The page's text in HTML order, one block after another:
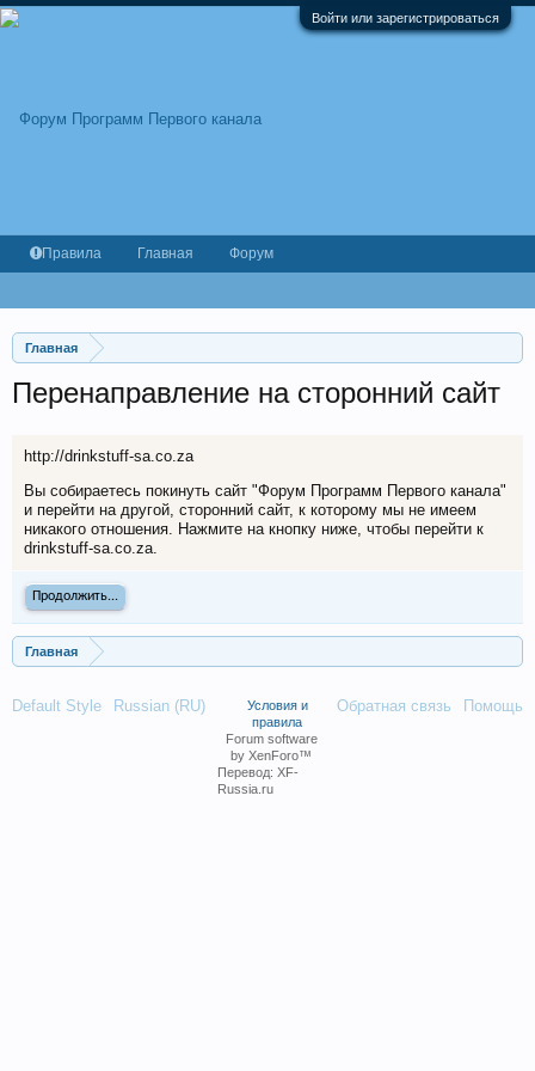
Войти или зарегистрироваться
Главная
Перенаправление на сторонний сайт
http://drinkstuff-sa.co.za
Вы собираетесь покинуть сайт "Форум Программ Первого канала"
и перейти на другой, сторонний сайт, к которому мы не имеем
никакого отношения. Нажмите на кнопку ниже, чтобы перейти к
drinkstuff-sa.co.za.
Продолжить...
Главная
Правила Главная Форум
Default Style Russian (RU) Обратная связь Помощь
Условия и
правила
Forum software
by XenForo™
Перевод: XF-
Russia.ru